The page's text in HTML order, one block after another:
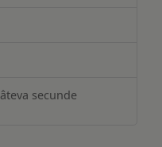
secunde